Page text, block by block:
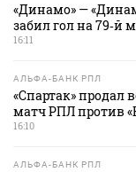
«Динамо» —
забил гол на 79‑й
16:11
АЛЬФА-БАНК РПЛ
«Спартак»
матч РПЛ против
16:10
АЛЬФА-БАНК РПЛ